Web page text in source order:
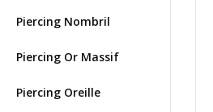
Piercing Nombril
Piercing Or Massif
Piercing Oreille